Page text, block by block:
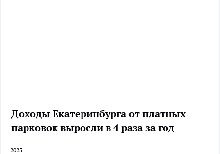
Доходы Екатеринбурга от платных
парковок выросли в 4 раза за год
2025